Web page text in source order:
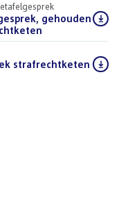
gehouden
strafrechtketen